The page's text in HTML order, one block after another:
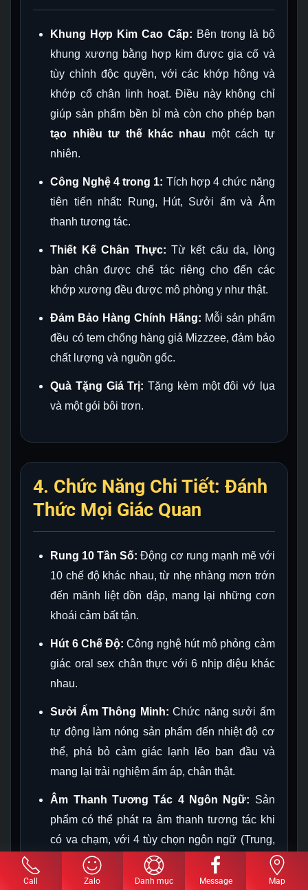
Khung Hợp Kim Cao Cấp: Bên trong là bộ
khung xương bằng hợp kim được gia cố và
tùy chỉnh độc quyền, với các khớp hông và
khớp cổ chân linh hoạt. Điều này không chỉ
giúp sản phẩm bền bỉ mà còn cho phép bạn
tạo nhiều tư thế khác nhau một cách tự
nhiên.
Công Nghệ 4 trong 1: Tích hợp 4 chức năng
tiên tiến nhất: Rung, Hút, Sưởi ấm và Âm
thanh tương tác.
Thiết Kế Chân Thực: Từ kết cấu da, lòng
bàn chân được chế tác riêng cho đến các
khớp xương đều được mô phỏng y như thật.
Đảm Bảo Hàng Chính Hãng: Mỗi sản phẩm
đều có tem chống hàng giả Mizzzee, đảm bảo
chất lượng và nguồn gốc.
Quà Tặng Giá Trị: Tặng kèm một đôi vớ lụa
và một gói bôi trơn.
4. Chức Năng Chi Tiết: Đánh
Thức Mọi Giác Quan
Rung 10 Tần Số: Động cơ rung mạnh mẽ với
10 chế độ khác nhau, từ nhẹ nhàng mơn trớn
đến mãnh liệt dồn dập, mang lại những cơn
khoái cảm bất tận.
Hút 6 Chế Độ: Công nghệ hút mô phỏng cảm
giác oral sex chân thực với 6 nhịp điệu khác
nhau.
Sưởi Ấm Thông Minh: Chức năng sưởi ấm
tự động làm nóng sản phẩm đến nhiệt độ cơ
thể, phá bỏ cảm giác lạnh lẽo ban đầu và
mang lại trải nghiệm ấm áp, chân thật.
Âm Thanh Tương Tác 4 Ngôn Ngữ: Sản
phẩm có thể phát ra âm thanh tương tác khi
có va chạm, với 4 tùy chọn ngôn ngữ (Trung,
Anh, Nhật, Hàn), tăng cường sự nhập vai và
phấn khích.
Call Zalo Danh mục Message Map